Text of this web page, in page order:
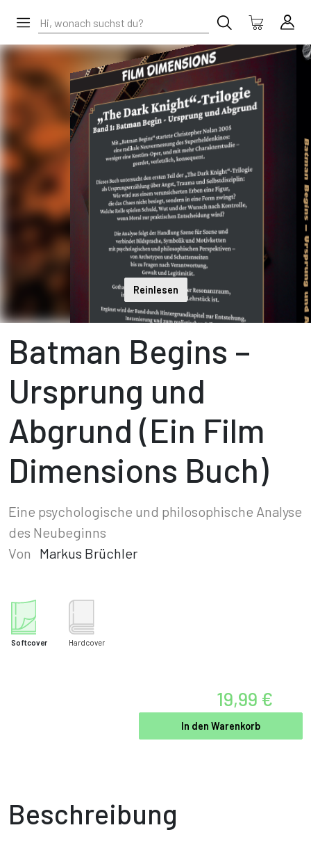
Reinlesen
Batman Begins –
Ursprung und
Abgrund (Ein Film
Dimensions Buch)
Eine psychologische und philosophische Analyse
des Neubeginns
Von
Markus Brüchler
Softcover Hardcover
19,99 €
In den Warenkorb
Beschreibung